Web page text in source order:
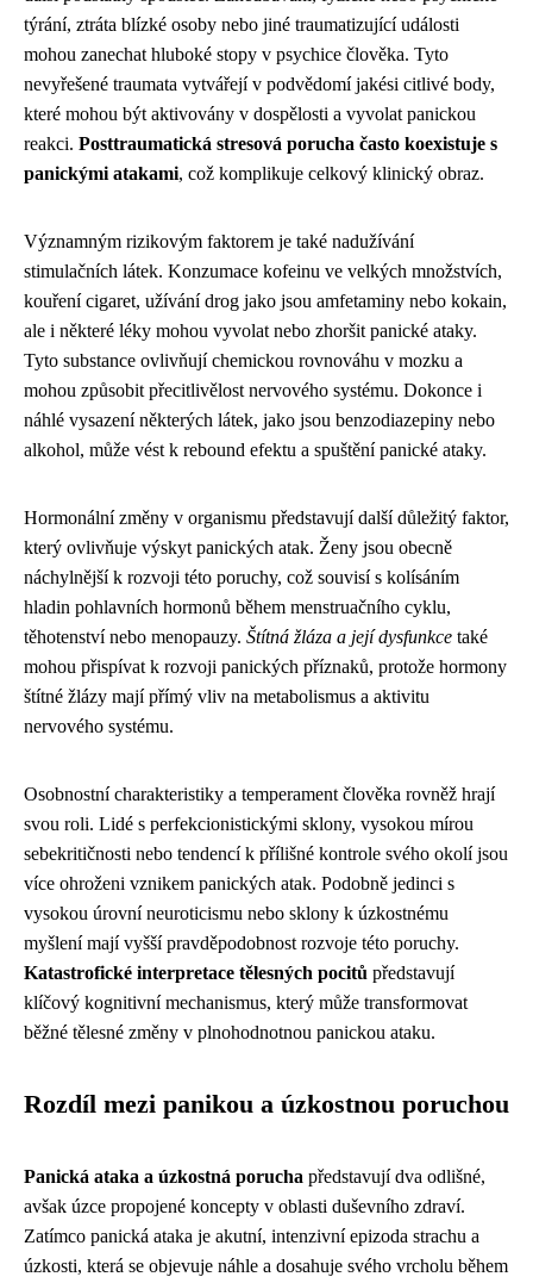
týrání, ztráta blízké osoby nebo jiné traumatizující události
mohou zanechat hluboké stopy v psychice člověka. Tyto
nevyřešené traumata vytvářejí v podvědomí jakési citlivé body,
které mohou být aktivovány v dospělosti a vyvolat panickou
reakci. Posttraumatická stresová porucha často koexistuje s
panickými atakami, což komplikuje celkový klinický obraz.
Významným rizikovým faktorem je také nadužívání
stimulačních látek. Konzumace kofeinu ve velkých množstvích,
kouření cigaret, užívání drog jako jsou amfetaminy nebo kokain,
ale i některé léky mohou vyvolat nebo zhoršit panické ataky.
Tyto substance ovlivňují chemickou rovnováhu v mozku a
mohou způsobit přecitlivělost nervového systému. Dokonce i
náhlé vysazení některých látek, jako jsou benzodiazepiny nebo
alkohol, může vést k rebound efektu a spuštění panické ataky.
Hormonální změny v organismu představují další důležitý faktor,
který ovlivňuje výskyt panických atak. Ženy jsou obecně
náchylnější k rozvoji této poruchy, což souvisí s kolísáním
hladin pohlavních hormonů během menstruačního cyklu,
těhotenství nebo menopauzy. Štítná žláza a její dysfunkce také
mohou přispívat k rozvoji panických příznaků, protože hormony
štítné žlázy mají přímý vliv na metabolismus a aktivitu
nervového systému.
Osobnostní charakteristiky a temperament člověka rovněž hrají
svou roli. Lidé s perfekcionistickými sklony, vysokou mírou
sebekritičnosti nebo tendencí k přílišné kontrole svého okolí jsou
více ohroženi vznikem panických atak. Podobně jedinci s
vysokou úrovní neuroticismu nebo sklony k úzkostnému
myšlení mají vyšší pravděpodobnost rozvoje této poruchy.
Katastrofické interpretace tělesných pocitů představují
klíčový kognitivní mechanismus, který může transformovat
běžné tělesné změny v plnohodnotnou panickou ataku.
Rozdíl mezi panikou a úzkostnou poruchou
Panická ataka a úzkostná porucha představují dva odlišné,
avšak úzce propojené koncepty v oblasti duševního zdraví.
Zatímco panická ataka je akutní, intenzivní epizoda strachu a
úzkosti, která se objevuje náhle a dosahuje svého vrcholu během